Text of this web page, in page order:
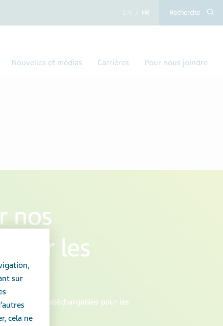
anglais françaisRecherche
Nouvelles et médias Carrières Pour nous joindre
nos
pour les
ressources téléchargables pour les
sur
cela ne